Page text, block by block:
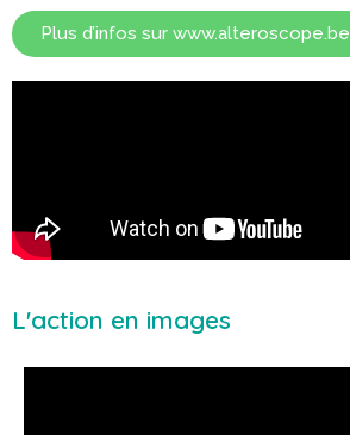
Plus d’infos sur www.alteroscope.be
L'action en images